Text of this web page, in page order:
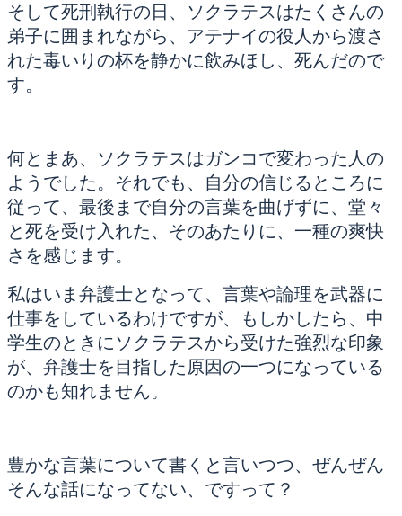
そして死刑執行の日、ソクラテスはたくさんの
弟子に囲まれながら、アテナイの役人から渡さ
れた毒いりの杯を静かに飲みほし、死んだので
す。
何とまあ、ソクラテスはガンコで変わった人の
ようでした。それでも、自分の信じるところに
従って、最後まで自分の言葉を曲げずに、堂々
と死を受け入れた、そのあたりに、一種の爽快
さを感じます。
私はいま弁護士となって、言葉や論理を武器に
仕事をしているわけですが、もしかしたら、中
学生のときにソクラテスから受けた強烈な印象
が、弁護士を目指した原因の一つになっている
のかも知れません。
豊かな言葉について書くと言いつつ、ぜんぜん
そんな話になってない、ですって？